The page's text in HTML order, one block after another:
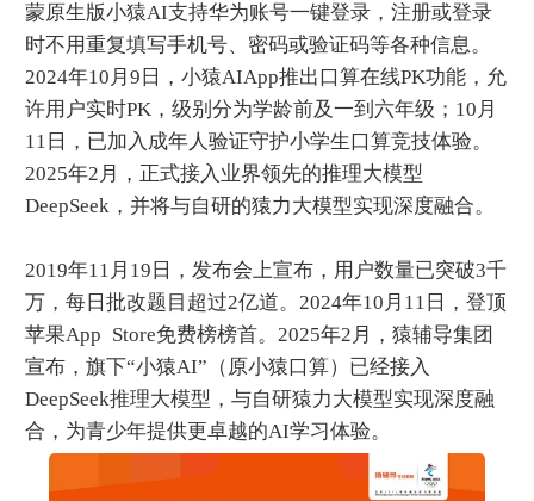
蒙原生版小猿AI支持华为账号一键登录，注册或登录
时不用重复填写手机号、密码或验证码等各种信息。
2024年10月9日，小猿AIApp推出口算在线PK功能，允
许用户实时PK，级别分为学龄前及一到六年级；10月
11日，已加入成年人验证守护小学生口算竞技体验。
2025年2月，正式接入业界领先的推理大模型
DeepSeek，并将与自研的猿力大模型实现深度融合。
2019年11月19日，发布会上宣布，用户数量已突破3千
万，每日批改题目超过2亿道。2024年10月11日，登顶
苹果App Store免费榜榜首。2025年2月，猿辅导集团
宣布，旗下“小猿AI”（原小猿口算）已经接入
DeepSeek推理大模型，与自研猿力大模型实现深度融
合，为青少年提供更卓越的AI学习体验。